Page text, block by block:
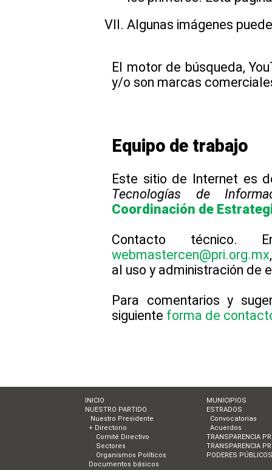
Algunas imágenes
El motor de búsqueda,
y/o son marcas
Equipo de trabajo
Este sitio de Internet es
Tecnologías de
Coordinación de
Contacto técnico.
webmastercen@pri.org.mx
al uso y administración de
Para comentarios y
siguiente forma de
INICIO
NUESTRO PARTIDO
Nuestro Presidente
+ Directorio
Comité Directivo
Sectores
Organismos Políticos
Documentos básicos
MUNICIPIOS
ESTRADOS
Convocatorias
Acuerdos
TRANSPARENCIA
TRANSPARENCIA
PODERES PÚBLICOS